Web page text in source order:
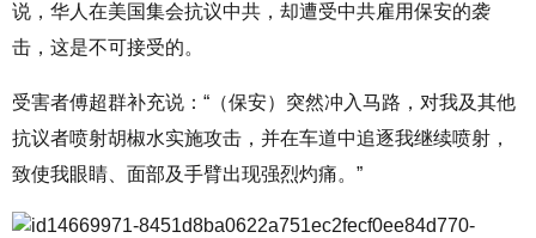
说，华人在美国集会抗议中共，却遭受中共雇用保安的袭
击，这是不可接受的。
受害者傅超群补充说：“（保安）突然冲入马路，对我及其他
抗议者喷射胡椒水实施攻击，并在车道中追逐我继续喷射，
致使我眼睛、面部及手臂出现强烈灼痛。”